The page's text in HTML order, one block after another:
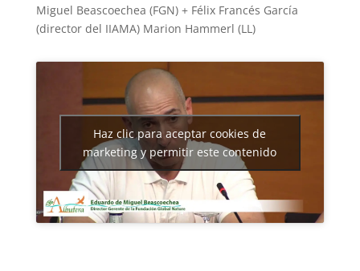
Miguel Beascoechea (FGN) + Félix Francés García
(director del IIAMA) Marion Hammerl (LL)
Haz clic para aceptar cookies de
marketing y permitir este contenido